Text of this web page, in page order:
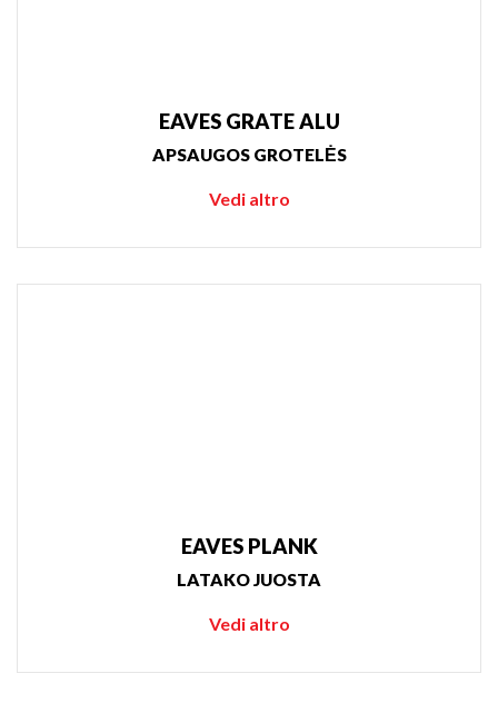
EAVES GRATE ALU
APSAUGOS GROTELĖS
Vedi altro
EAVES PLANK
LATAKO JUOSTA
Vedi altro